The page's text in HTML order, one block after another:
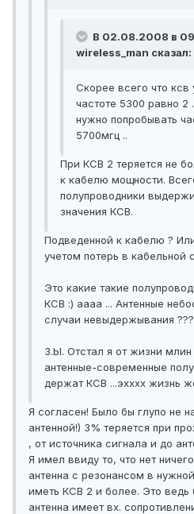
В 02.08.2008 в
wireless_man сказал:
Скорее всего что ксв
частоте 5300 равно 2
нужно попробывать
5700мгц ..
При КСВ 2 теряется не
к кабелю мощности.
полупроводники
значения КСВ.
Подведенной к кабелю ?
учетом потерь в кабельной
Это какие такие
КСВ :) аааа ... Антенные
случаи невыдержывания ???
З.Ы. Отстал я от жизни млин
антенные-современные
держат КСВ ...эхххх жизнь
Я согласен! Было бы глупо не
антенной!) 3% теряется при
, от источника сигнала и до
Я имел ввиду то, что нет
антенна с резонансом в
иметь КСВ 2 и более. Это ведь
антенна имеет вх.